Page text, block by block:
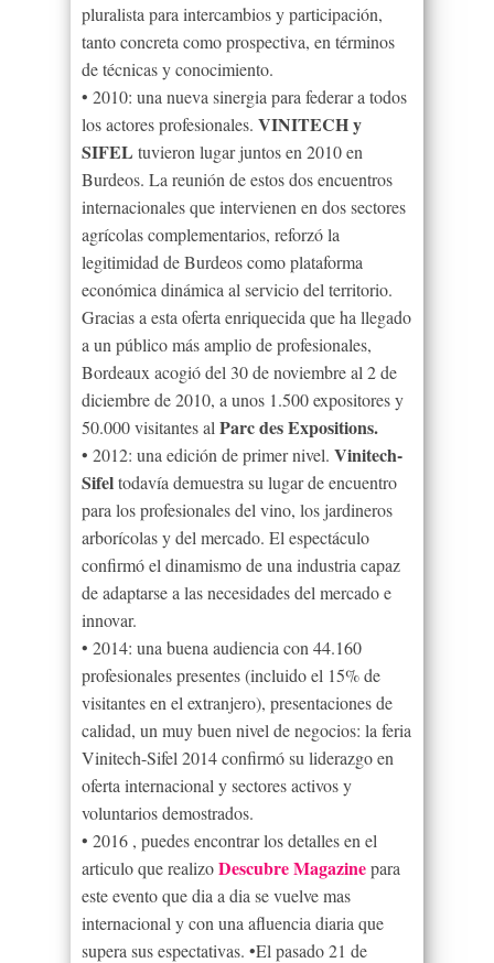
pluralista para intercambios y participación,
tanto concreta como prospectiva, en términos
de técnicas y conocimiento.
• 2010: una nueva sinergia para federar a todos
los actores profesionales. VINITECH y
SIFEL tuvieron lugar juntos en 2010 en
Burdeos. La reunión de estos dos encuentros
internacionales que intervienen en dos sectores
agrícolas complementarios, reforzó la
legitimidad de Burdeos como plataforma
económica dinámica al servicio del territorio.
Gracias a esta oferta enriquecida que ha llegado
a un público más amplio de profesionales,
Bordeaux acogió del 30 de noviembre al 2 de
diciembre de 2010, a unos 1.500 expositores y
50.000 visitantes al Parc des Expositions.
• 2012: una edición de primer nivel. Vinitech-
Sifeltodavía demuestra su lugar de encuentro
para los profesionales del vino, los jardineros
arborícolas y del mercado. El espectáculo
confirmó el dinamismo de una industria capaz
de adaptarse a las necesidades del mercado e
innovar.
• 2014: una buena audiencia con 44.160
profesionales presentes (incluido el 15% de
visitantes en el extranjero), presentaciones de
calidad, un muy buen nivel de negocios: la feria
Vinitech-Sifel 2014 confirmó su liderazgo en
oferta internacional y sectores activos y
voluntarios demostrados.
• 2016 , puedes encontrar los detalles en el
articulo que realizoDescubre Magazinepara
este evento que dia a dia se vuelve mas
internacional y con una afluencia diaria que
supera sus espectativas. •El pasado 21 de